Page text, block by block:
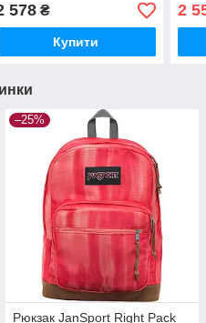
578₴
Купити
2
–25%
Рюкзак JanSport Right Pack